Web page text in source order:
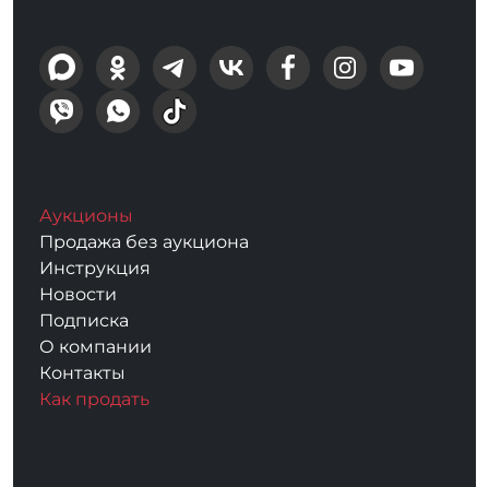
Аукционы
Продажа без аукциона
Инструкция
Новости
Подписка
О компании
Контакты
Как продать